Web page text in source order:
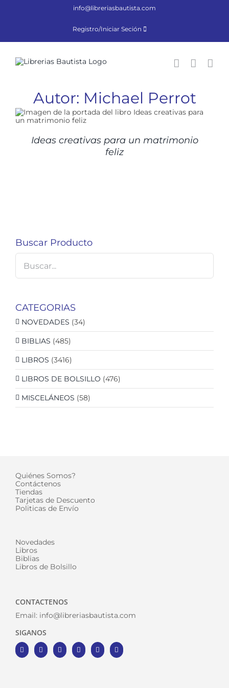
info@libreriasbautista.com
Registro/Iniciar Seción
Autor: Michael Perrot
Ideas creativas para un matrimonio
feliz
Buscar Producto
CATEGORIAS
NOVEDADES (34)
BIBLIAS (485)
LIBROS (3416)
LIBROS DE BOLSILLO (476)
MISCELÁNEOS (58)
Quiénes Somos?
Contáctenos
Tiendas
Tarjetas de Descuento
Politicas de Envío
Novedades
Libros
Biblias
Libros de Bolsillo
CONTACTENOS
Email: info@libreriasbautista.com
SIGANOS